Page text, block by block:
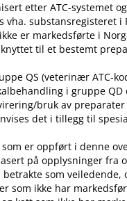
etter ATC-systemet
vha. substansregisteret i
er markedsførte i
til et bestemt
QS (veterinær ATC-
i gruppe
​bruk av preparater
det i tillegg til
er oppført i denne
på opplysninger fra
som
som ikke har